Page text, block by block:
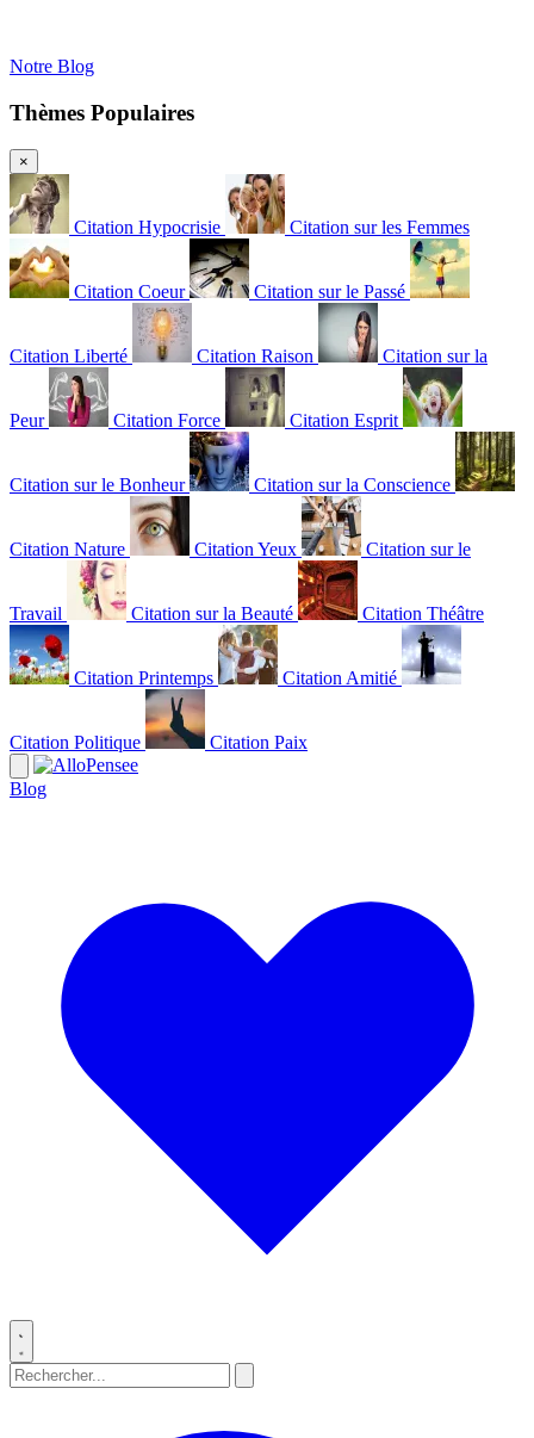
Notre Blog
Thèmes Populaires
×
Citation Hypocrisie Citation sur les Femmes
Citation Coeur Citation sur le Passé
Citation Liberté Citation Raison Citation sur la
Peur Citation Force Citation Esprit
Citation sur le Bonheur Citation sur la Conscience
Citation Nature Citation Yeux Citation sur le
Travail Citation sur la Beauté Citation Théâtre
Citation Printemps Citation Amitié
Citation Politique Citation Paix
Blog